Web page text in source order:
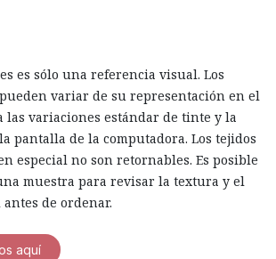
es sólo una referencia visual. Los
variar de su representación en el
las variaciones estándar de tinte y la
pantalla de la computadora. Los tejidos
especial no son retornables. Es posible
muestra para revisar la textura y el
de ordenar.
aquí